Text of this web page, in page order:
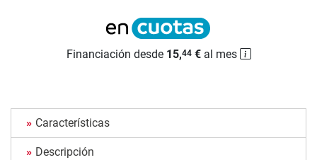
Financiación desde 15,44€al mes
Características
Descripción